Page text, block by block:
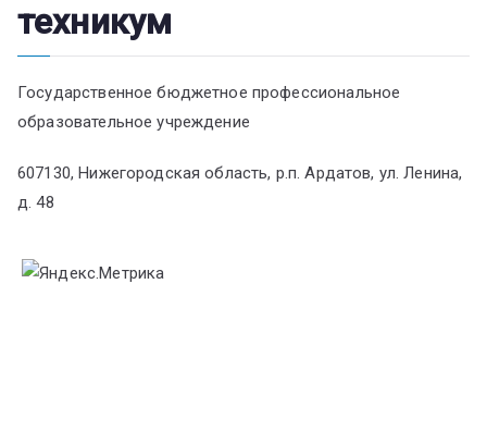
техникум
Государственное бюджетное профессиональное
образовательное учреждение
607130, Нижегородская область, р.п. Ардатов, ул. Ленина,
д. 48